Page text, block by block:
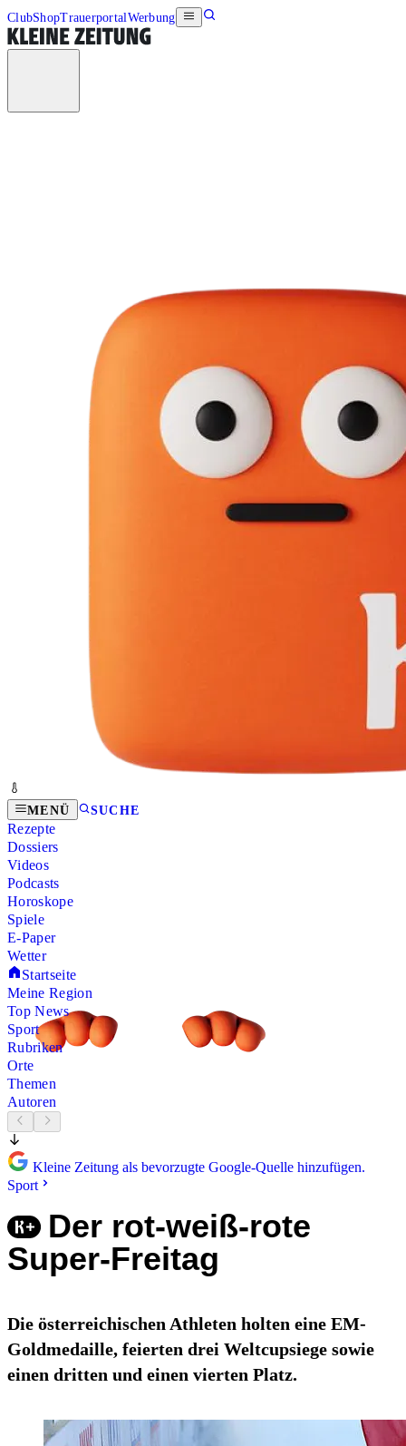
ClubShopTrauerportalWerbung
MENÜ SUCHE
Rezepte
Dossiers
Videos
Podcasts
Horoskope
Spiele
E-Paper
Wetter
Startseite
Meine Region
Top News
Sport
Rubriken
Orte
Themen
Autoren
Kleine Zeitung als bevorzugte Google-Quelle hinzufügen.
Sport
Der rot-weiß-rote
Super-Freitag
Die österreichischen Athleten holten eine EM-
Goldmedaille, feierten drei Weltcupsiege sowie
einen dritten und einen vierten Platz.